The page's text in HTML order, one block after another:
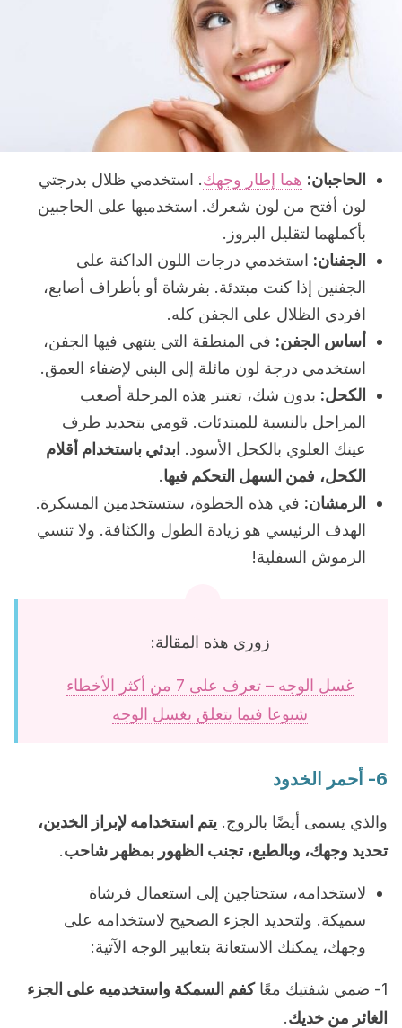
الحاجبان: هما إطار وجهك. استخدمي ظلال بدرجتي
لون أفتح من لون شعرك. استخدميها على الحاجبين
بأكملهما لتقليل البروز.
الجفنان: استخدمي درجات اللون الداكنة على
الجفنين إذا كنت مبتدئة. بفرشاة أو بأطراف أصابع،
افردي الظلال على الجفن كله.
أساس الجفن: في المنطقة التي ينتهي فيها الجفن،
استخدمي درجة لون مائلة إلى البني لإضفاء العمق.
الكحل: بدون شك، تعتبر هذه المرحلة أصعب
المراحل بالنسبة للمبتدئات. قومي بتحديد طرف
عينك العلوي بالكحل الأسود. ابدئي باستخدام أقلام
الكحل، فمن السهل التحكم فيها.
الرمشان: في هذه الخطوة، ستستخدمين المسكرة.
الهدف الرئيسي هو زيادة الطول والكثافة. ولا تنسي
الرموش السفلية!
زوري هذه المقالة:
غسل الوجه – تعرف على 7 من أكثر الأخطاء
شيوعا فيما يتعلق بغسل الوجه
6- أحمر الخدود
والذي يسمى أيضًا بالروج. يتم استخدامه لإبراز الخدين،
تحديد وجهك، وبالطبع، تجنب الظهور بمظهر شاحب.
لاستخدامه، ستحتاجين إلى استعمال فرشاة
سميكة. ولتحديد الجزء الصحيح لاستخدامه على
وجهك، يمكنك الاستعانة بتعابير الوجه الآتية:
1- ضمي شفتيك معًا
كفم السمكة واستخدميه على الجزء
الغائر من خديك.